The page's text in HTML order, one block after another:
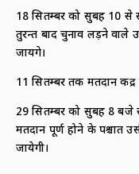
18 सितम्बर को सुबह 10 से
तुरन्त बाद चुनाव लड़ने वाले
जायेंगे।
11 सितम्बर तक मतदान केंद्र
29 सितम्बर को सुबह 8 बजे
मतदान पूर्ण होने के पश्चात
जायेगी।